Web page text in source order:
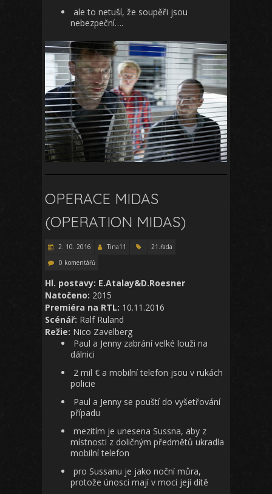
ale to netuší, že soupěři jsou
nebezpeční….
OPERACE MIDAS
(OPERATION MIDAS)
2. 10. 2016 Tina11
21.řada
0 komentářů
Hl. postavy: E.Atalay&D.Roesner
Natočeno: 2015
Premiéra na RTL: 10.11.2016
Scénář: Ralf Ruland
Režie: Nico Zavelberg
Paul a Jenny zabrání velké louži na
dálnici
2 mil € a mobilní telefon jsou v rukách
policie
Paul a Jenny se pouští do vyšetřování
případu
mezitím je unesena Sussna, aby z
místnosti z doličným předmětů ukradla
mobilní telefon
pro Sussanu je jako noční můra,
protože únosci mají v moci její dítě